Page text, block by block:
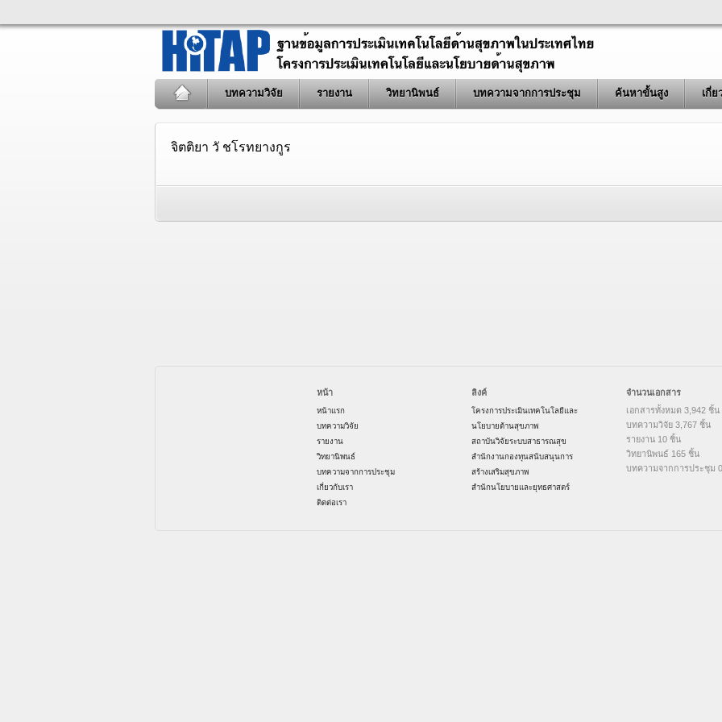
บทความวิจัย รายงาน วิทยานิพนธ์ บทความจากการประชุม ค้นหาขั้นสูง เกี่ย
จิตติยา วั ชโรทยางกูร
หน้า
หน้าแรก
บทความวิจัย
รายงาน
วิทยานิพนธ์
บทความจากการประชุม
เกี่ยวกับเรา
ติดต่อเรา
ลิงค์
โครงการประเมินเทคโนโลยีและ
นโยบายด้านสุขภาพ
สถาบันวิจัยระบบสาธารณสุข
สำนักงานกองทุนสนับสนุนการ
สร้างเสริมสุขภาพ
สำนักนโยบายและยุทธศาสตร์
จำนวนเอกสาร
เอกสารทั้งหมด 3,942 ชิ้น
บทความวิจัย 3,767 ชิ้น
รายงาน 10 ชิ้น
วิทยานิพนธ์ 165 ชิ้น
บทความจากการประชุม